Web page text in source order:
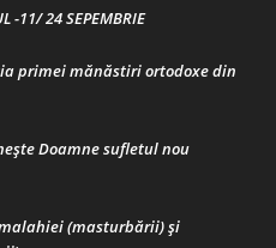
-11/ 24 SEPEMBRIE
primei mănăstiri ortodoxe din
Doamne sufletul nou
(masturbării) şi